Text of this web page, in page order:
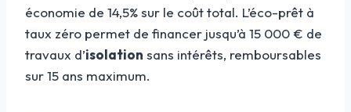
économie de 14,5% sur le coût total. L’éco-prêt à
taux zéro permet de financer jusqu’à 15 000 € de
travaux d’isolation sans intérêts, remboursables
sur 15 ans maximum.